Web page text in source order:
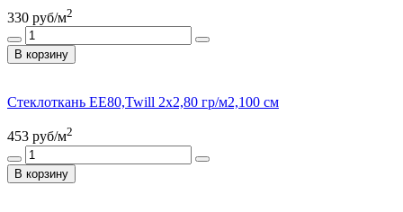
330 руб/м2
В корзину
Стеклоткань EE80,Twill 2x2,80 гр/м2,100 см
453 руб/м2
В корзину